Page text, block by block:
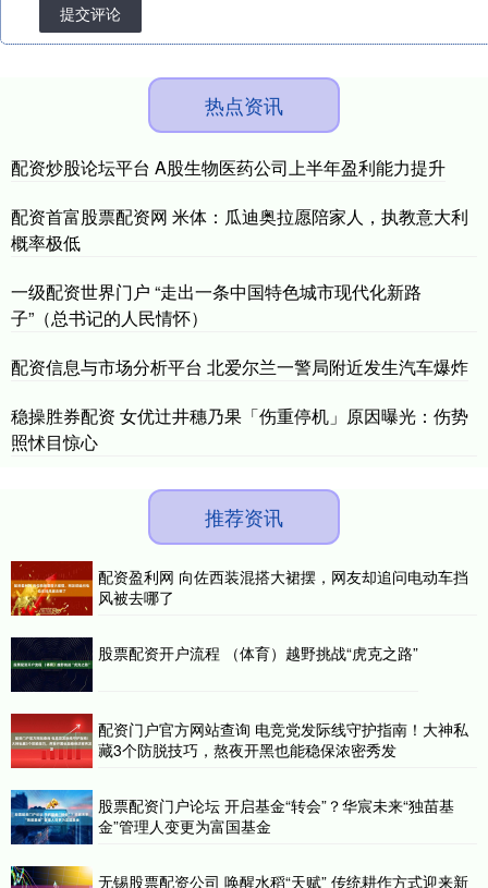
提交评论
热点资讯
配资炒股论坛平台 A股生物医药公司上半年盈利能力提升
配资首富股票配资网 米体：瓜迪奥拉愿陪家人，执教意大利
概率极低
一级配资世界门户 “走出一条中国特色城市现代化新路
子”（总书记的人民情怀）
配资信息与市场分析平台 北爱尔兰一警局附近发生汽车爆炸
稳操胜券配资 女优辻井穗乃果「伤重停机」原因曝光：伤势
照怵目惊心
推荐资讯
配资盈利网 向佐西装混搭大裙摆，网友却追问电动车挡
风被去哪了
股票配资开户流程 （体育）越野挑战“虎克之路”
配资门户官方网站查询 电竞党发际线守护指南！大神私
藏3个防脱技巧，熬夜开黑也能稳保浓密秀发
股票配资门户论坛 开启基金“转会”？华宸未来“独苗基
金”管理人变更为富国基金
无锡股票配资公司 唤醒水稻“天赋” 传统耕作方式迎来新